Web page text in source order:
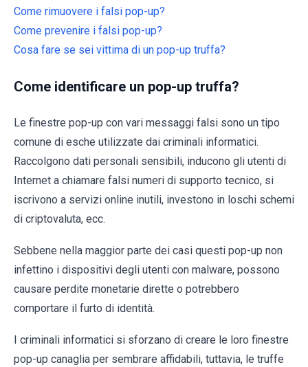
Come rimuovere i falsi pop-up?
Come prevenire i falsi pop-up?
Cosa fare se sei vittima di un pop-up truffa?
Come identificare un pop-up truffa?
Le finestre pop-up con vari messaggi falsi sono un tipo
comune di esche utilizzate dai criminali informatici.
Raccolgono dati personali sensibili, inducono gli utenti di
Internet a chiamare falsi numeri di supporto tecnico, si
iscrivono a servizi online inutili, investono in loschi schemi
di criptovaluta, ecc.
Sebbene nella maggior parte dei casi questi pop-up non
infettino i dispositivi degli utenti con malware, possono
causare perdite monetarie dirette o potrebbero
comportare il furto di identità.
I criminali informatici si sforzano di creare le loro finestre
pop-up canaglia per sembrare affidabili, tuttavia, le truffe